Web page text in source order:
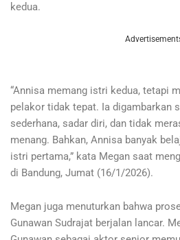
kedua.
“Annisa memang istri kedua, tetapi
pelakor tidak tepat. Ia digambarkan
sederhana, sadar diri, dan tidak
menang. Bahkan, Annisa banyak
istri pertama,” kata Megan saat
di Bandung, Jumat (16/1/2026).
Megan juga menuturkan bahwa
Gunawan Sudrajat berjalan lancar.